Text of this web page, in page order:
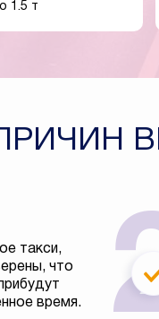
1.5 т
такси,
что
время.